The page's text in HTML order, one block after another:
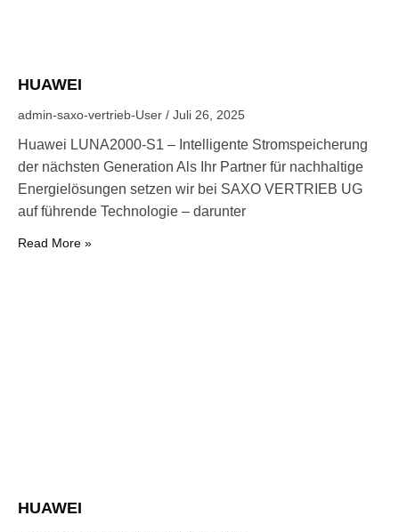
HUAWEI
admin-saxo-vertrieb-User Juli 26, 2025
Huawei LUNA2000-S1 – Intelligente Stromspeicherung
der nächsten Generation Als Ihr Partner für nachhaltige
Energielösungen setzen wir bei SAXO VERTRIEB UG
auf führende Technologie – darunter
Read More »
HUAWEI